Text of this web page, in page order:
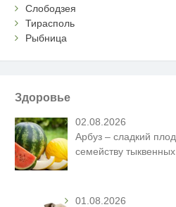
Слободзея
Тирасполь
Рыбница
Здоровье
02.08.2026
Арбуз – сладкий
семейству
01.08.2026